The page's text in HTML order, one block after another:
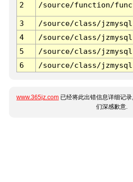
2 /source/function/
3 /source/class/
4
/source/class/
5
/source/class/
6
/source/class/
www.365jz.com 已经将此出错信息详细记
们深感歉意.